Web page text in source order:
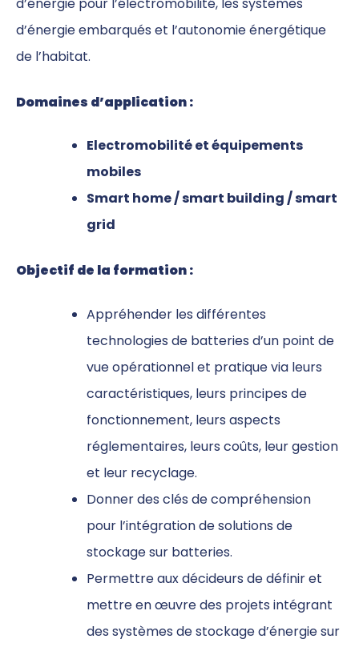
d’énergie embarqués et l’autonomie énergétique
de l’habitat.
Domaines d’application :
Electromobilité et équipements
mobiles
Smart home / smart building / smart
grid
Objectif de la formation :
Appréhender les différentes
technologies de batteries d’un point de
vue opérationnel et pratique via leurs
caractéristiques, leurs principes de
fonctionnement, leurs aspects
réglementaires, leurs coûts, leur gestion
et leur recyclage.
Donner des clés de compréhension
pour l’intégration de solutions de
stockage sur batteries.
Permettre aux décideurs de définir et
mettre en œuvre des projets intégrant
des systèmes de stockage d’énergie sur